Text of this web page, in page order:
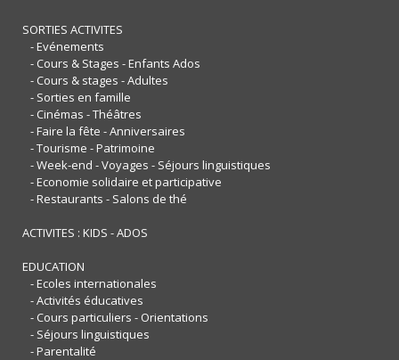
SORTIES ACTIVITES
- Evénements
- Cours & Stages - Enfants Ados
- Cours & stages - Adultes
- Sorties en famille
- Cinémas - Théâtres
- Faire la fête - Anniversaires
- Tourisme - Patrimoine
- Week-end - Voyages - Séjours linguistiques
- Economie solidaire et participative
- Restaurants - Salons de thé
ACTIVITES : KIDS - ADOS
EDUCATION
- Ecoles internationales
- Activités éducatives
- Cours particuliers - Orientations
- Séjours linguistiques
- Parentalité